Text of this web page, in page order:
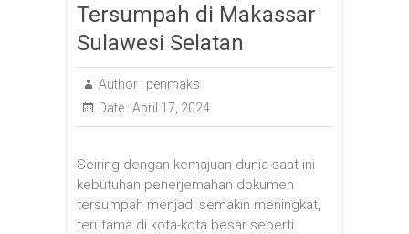
Tersumpah di Makassar
Sulawesi Selatan
Author : penmaks
Date : April 17, 2024
Seiring dengan kemajuan dunia saat ini
kebutuhan penerjemahan dokumen
tersumpah menjadi semakin meningkat,
terutama di kota-kota besar seperti